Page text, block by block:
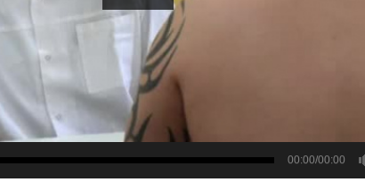
00:00/00:00